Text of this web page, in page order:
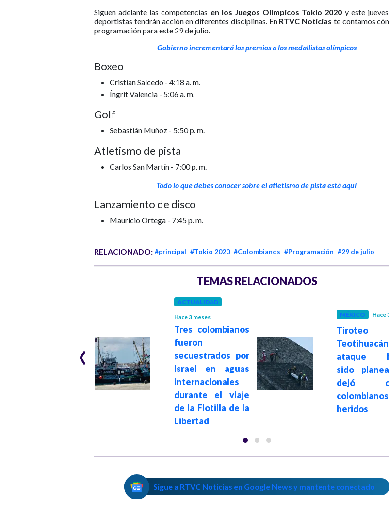
Siguen adelante las competencias en los Juegos Olímpicos Tokio 2020 y este
deportistas tendrán acción en diferentes disciplinas. En RTVC Noticias te contamos
programación para este 29 de julio.
Gobierno incrementará los premios a los medallistas olímpicos
Boxeo
Cristian Salcedo - 4:18 a. m.
Íngrit Valencia - 5:06 a. m.
Golf
Sebastián Muñoz - 5:50 p. m.
Atletismo de pista
Carlos San Martín - 7:00 p. m.
Todo lo que debes conocer sobre el atletismo de pista está aquí
Lanzamiento de disco
Mauricio Ortega - 7:45 p. m.
RELACIONADO: #principal #Tokio 2020 #Colombianos #Programación #29 de julio
TEMAS RELACIONADOS
detiene a 12
personas en
ACTUALIDAD
Hace 3 meses
Tres colombianos
fueron
secuestrados por
Israel en aguas
internacionales
durante el viaje
de la Flotilla de la
Libertad
MÉXICO Hace
ataque
sido
dejó
colombianos
heridos
‹
Sigue a RTVC Noticias en Google News y mantente conectado